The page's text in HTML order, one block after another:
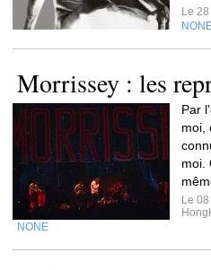
Le
Morrissey : les
Par
moi,
moi.
Le
NONE